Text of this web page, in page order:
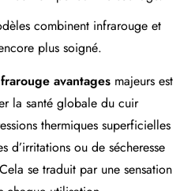
combinent infrarouge et
plus soigné.
avantages majeurs est
la santé globale du cuir
thermiques superficielles
d’irritations ou de sécheresse
se traduit par une sensation